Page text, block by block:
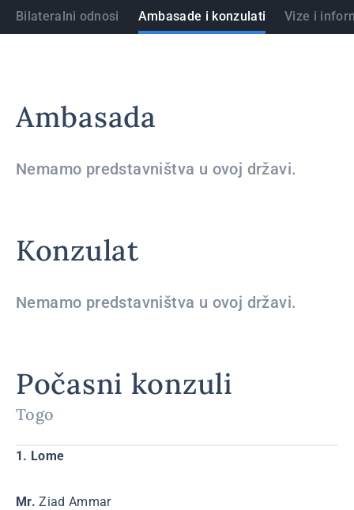
Države
Bilateralni odnosi Ambasade i konzulati Vize i
Ambasada
Nemamo predstavništva u ovoj državi.
Konzulat
Nemamo predstavništva u ovoj državi.
Počasni konzuli
Togo
1. Lome
Mr. Ziad Ammar